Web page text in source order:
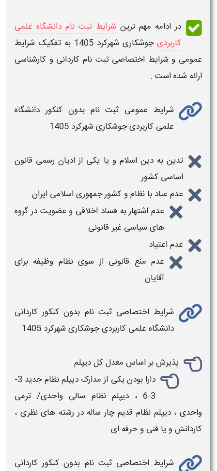
در ادامه مهم ترین شرایط ثبت نام دانشگاه علمی
کاربردی جوشکاری شهرکرد 1405 به تفکیک شرایط
عمومی و شرایط اختصاصی ثبت نام کاردانی و کارشناسی
ارائه شده است .
شرایط عمومی ثبت نام بدون کنکور دانشگاه
علمی کاربردیجوشکاری شهرکرد 1405
تدین به دین اسلام و یا یکی از ادیان رسمی قانون
اساسی کشور
عدم عناد با نظام و کشور جمهوری اسلامی ایران
عدم اشتهار به فساد اخلاقی و عضویت در گروه
های سیاسی غیر قانونی
عدم اعتیاد
عدم منع قانونی از سوی نظام وظیفه برای
آقایان
شرایط اختصاصی ثبت نام بدون کنکور کاردانی
دانشگاه علمی کاربردیجوشکاری شهرکرد 1405
پذیرش بر اساس معدل کل دیپلم
دارا بودن یکی از مدارک دیپلم نظام جدید 3-
3-6 ، دیپلم نظام سالی واحدی/ ترمی
واحدی ، دیپلم نظام قدیم چار ساله در رشته های نظری ،
کاردانش و یا فنی و حرفه ای
شرایط اختصاصی ثبت نام بدون کنکور کاردانی